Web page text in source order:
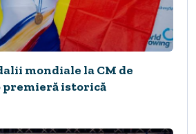
mondiale la CM de
premieră istorică